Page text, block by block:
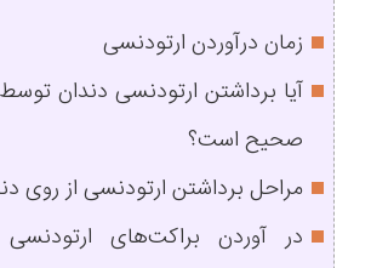
زمان درآوردن ارتودنسی
آیا برداشتن ارتودنسی دندان
صحیح است؟
مراحل برداشتن ارتودنسی از روی
در آوردن براکت‌های